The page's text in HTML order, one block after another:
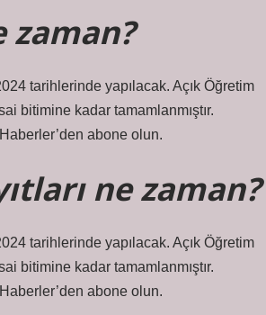
zaman?
tarihlerinde yapılacak. Açık Öğretim
bitimine kadar tamamlanmıştır.
abone olun.
ne zaman?
tarihlerinde yapılacak. Açık Öğretim
bitimine kadar tamamlanmıştır.
abone olun.